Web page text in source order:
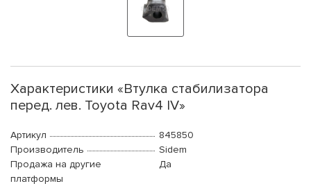
Характеристики «Втулка стабилизатора
перед. лев. Toyota Rav4 IV»
Артикул
845850
Производитель
Sidem
Продажа на другие
платформы
Да